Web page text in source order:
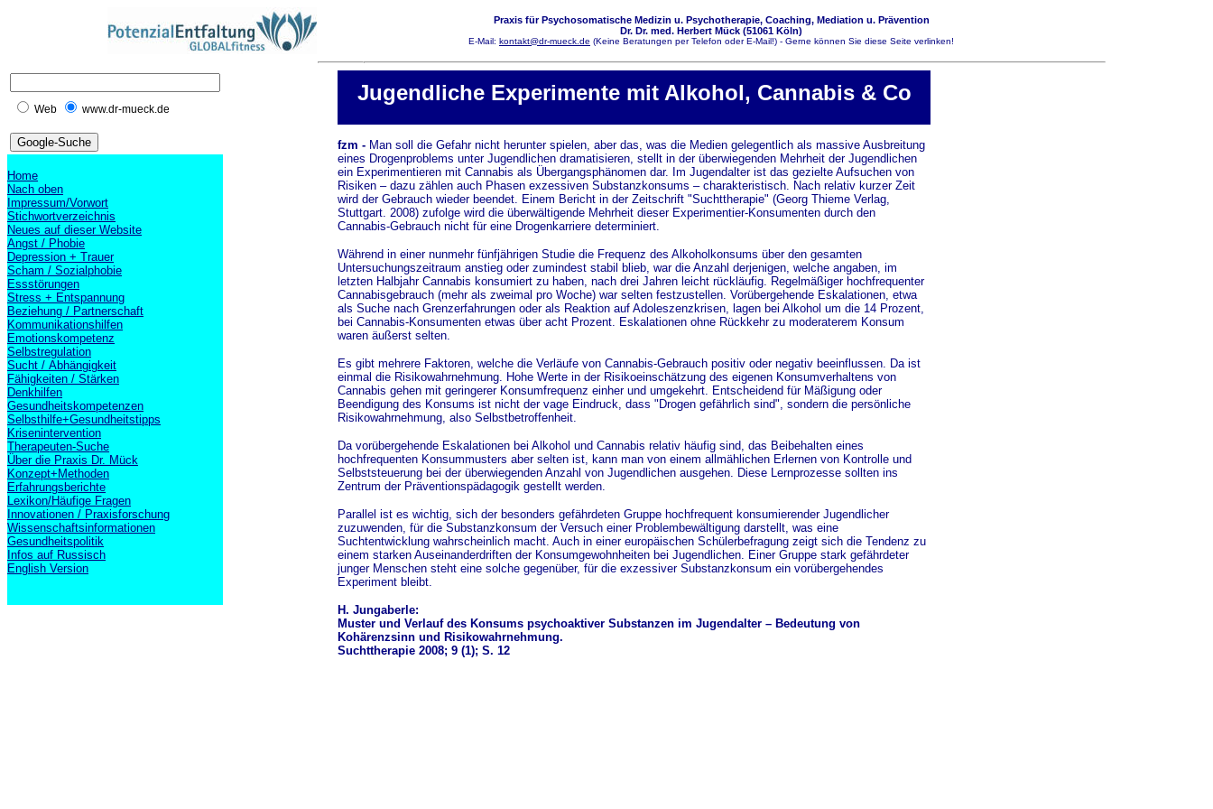
Praxis für Psychosomatische Medizin u. Psychotherapie, Coaching, Mediation u. Prävention
Dr. Dr. med. Herbert Mück (51061 Köln)
E-Mail: kontakt@dr-mueck.de (Keine Beratungen per Telefon oder E-Mail!) - Gerne können Sie diese Seite verlinken!
Web www.dr-mueck.de
Home
Nach oben
Impressum/Vorwort
Stichwortverzeichnis
Neues auf dieser Website
Angst / Phobie
Depression + Trauer
Scham / Sozialphobie
Essstörungen
Stress + Entspannung
Beziehung / Partnerschaft
Kommunikationshilfen
Emotionskompetenz
Selbstregulation
Sucht / Abhängigkeit
Fähigkeiten / Stärken
Denkhilfen
Gesundheitskompetenzen
Selbsthilfe+Gesundheitstipps
Krisenintervention
Therapeuten-Suche
Über die Praxis Dr. Mück
Konzept+Methoden
Erfahrungsberichte
Lexikon/Häufige Fragen
Innovationen / Praxisforschung
Wissenschaftsinformationen
Gesundheitspolitik
Infos auf Russisch
English Version
Jugendliche Experimente mit Alkohol, Cannabis & Co
fzm - Man soll die Gefahr nicht herunter spielen, aber das, was die Medien gelegentlich als massive Ausbreitung
eines Drogenproblems unter Jugendlichen dramatisieren, stellt in der überwiegenden Mehrheit der Jugendlichen
ein Experimentieren mit Cannabis als Übergangsphänomen dar. Im Jugendalter ist das gezielte Aufsuchen von
Risiken – dazu zählen auch Phasen exzessiven Substanzkonsums – charakteristisch. Nach relativ kurzer Zeit
wird der Gebrauch wieder beendet. Einem Bericht in der Zeitschrift "Suchttherapie" (Georg Thieme Verlag,
Stuttgart. 2008) zufolge wird die überwältigende Mehrheit dieser Experimentier-Konsumenten durch den
Cannabis-Gebrauch nicht für eine Drogenkarriere determiniert.
Während in einer nunmehr fünfjährigen Studie die Frequenz des Alkoholkonsums über den gesamten
Untersuchungszeitraum anstieg oder zumindest stabil blieb, war die Anzahl derjenigen, welche angaben, im
letzten Halbjahr Cannabis konsumiert zu haben, nach drei Jahren leicht rückläufig. Regelmäßiger hochfrequenter
Cannabisgebrauch (mehr als zweimal pro Woche) war selten festzustellen. Vorübergehende Eskalationen, etwa
als Suche nach Grenzerfahrungen oder als Reaktion auf Adoleszenzkrisen, lagen bei Alkohol um die 14 Prozent,
bei Cannabis-Konsumenten etwas über acht Prozent. Eskalationen ohne Rückkehr zu moderaterem Konsum
waren äußerst selten.
Es gibt mehrere Faktoren, welche die Verläufe von Cannabis-Gebrauch positiv oder negativ beeinflussen. Da ist
einmal die Risikowahrnehmung. Hohe Werte in der Risikoeinschätzung des eigenen Konsumverhaltens von
Cannabis gehen mit geringerer Konsumfrequenz einher und umgekehrt. Entscheidend für Mäßigung oder
Beendigung des Konsums ist nicht der vage Eindruck, dass "Drogen gefährlich sind", sondern die persönliche
Risikowahrnehmung, also Selbstbetroffenheit.
Da vorübergehende Eskalationen bei Alkohol und Cannabis relativ häufig sind, das Beibehalten eines
hochfrequenten Konsummusters aber selten ist, kann man von einem allmählichen Erlernen von Kontrolle und
Selbststeuerung bei der überwiegenden Anzahl von Jugendlichen ausgehen. Diese Lernprozesse sollten ins
Zentrum der Präventionspädagogik gestellt werden.
Parallel ist es wichtig, sich der besonders gefährdeten Gruppe hochfrequent konsumierender Jugendlicher
zuzuwenden, für die Substanzkonsum der Versuch einer Problembewältigung darstellt, was eine
Suchtentwicklung wahrscheinlich macht. Auch in einer europäischen Schülerbefragung zeigt sich die Tendenz zu
einem starken Auseinanderdriften der Konsumgewohnheiten bei Jugendlichen. Einer Gruppe stark gefährdeter
junger Menschen steht eine solche gegenüber, für die exzessiver Substanzkonsum ein vorübergehendes
Experiment bleibt.
H. Jungaberle:
Muster und Verlauf des Konsums psychoaktiver Substanzen im Jugendalter – Bedeutung von
Kohärenzsinn und Risikowahrnehmung.
Suchttherapie 2008; 9 (1); S. 12